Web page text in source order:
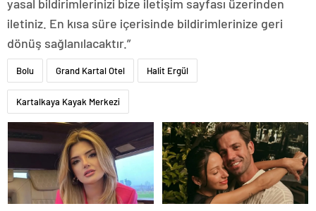
yasal bildirimlerinizi bize iletişim sayfası üzerinden
iletiniz. En kısa süre içerisinde bildirimlerinize geri
dönüş sağlanılacaktır.”
Bolu Grand Kartal Otel Halit Ergül
Kartalkaya Kayak Merkezi